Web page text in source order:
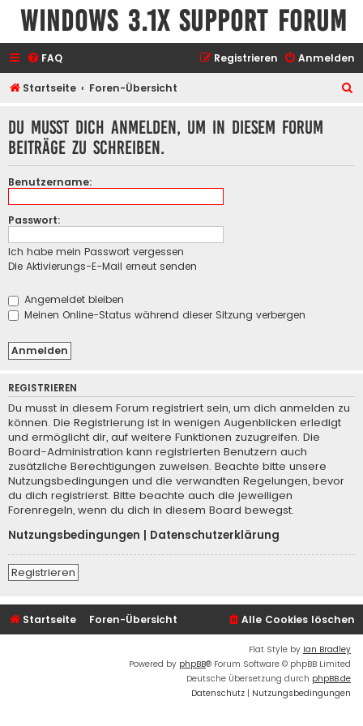
Windows 3.1x Support Forum
FAQ Anmelden
Registrieren
Startseite Foren-Übersicht
Du musst dich anmelden, um in diesem Forum
Beiträge zu schreiben.
Benutzername:
Passwort:
Ich habe mein Passwort vergessen
Die Aktivierungs-E-Mail erneut senden
Angemeldet bleiben
Meinen Online-Status während dieser Sitzung verbergen
REGISTRIEREN
Du musst in diesem Forum registriert sein, um dich anmelden zu
können. Die Registrierung ist in wenigen Augenblicken erledigt
und ermöglicht dir, auf weitere Funktionen zuzugreifen. Die
Board-Administration kann registrierten Benutzern auch
zusätzliche Berechtigungen zuweisen. Beachte bitte unsere
Nutzungsbedingungen und die verwandten Regelungen, bevor
du dich registrierst. Bitte beachte auch die jeweiligen
Forenregeln, wenn du dich in diesem Board bewegst.
Nutzungsbedingungen
Datenschutzerklärung
Registrieren
Startseite Foren-Übersicht Alle Cookies löschen
Flat Style by Ian Bradley
Powered by phpBB® Forum Software © phpBB Limited
Deutsche Übersetzung durch phpBB.de
Datenschutz | Nutzungsbedingungen